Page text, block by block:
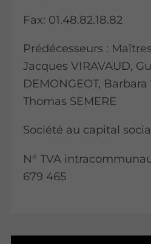
Fax: 01.48.82.18.82
Prédécesseurs :
Jacques VIRAVAUD,
DEMONGEOT,
Thomas SEMERE
Société au capital
N° TVA
679 465